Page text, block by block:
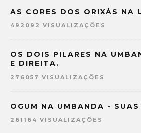
AS CORES DOS ORIXÁS NA
492092 VISUALIZAÇÕES
OS DOIS PILARES NA
E DIREITA.
276057 VISUALIZAÇÕES
OGUM NA UMBANDA - SUAS
261164 VISUALIZAÇÕES